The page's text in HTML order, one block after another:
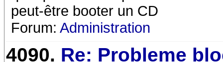
peut-être booter un CD
Forum: Administration
4090. Re: Probleme